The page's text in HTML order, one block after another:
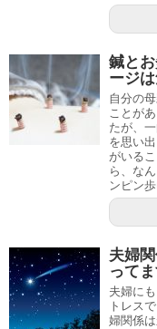
鍼と
ージ
自分の
ことが
たが、
を思い
がいる
ら、な
ンピン
夫婦
って
夫婦に
トレス
婦関係